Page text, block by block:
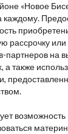
«Новое
каждому.
рассрочку или
партнеров на
а также
возможность